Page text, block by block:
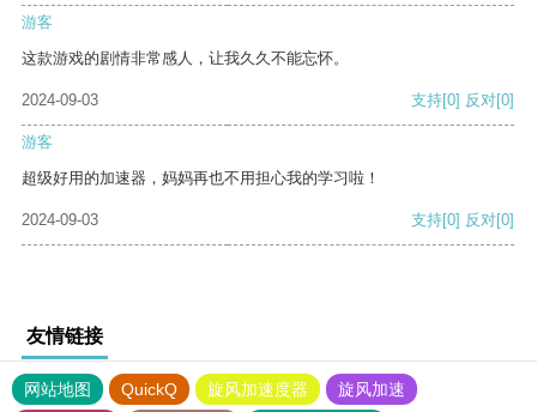
游客
这款游戏的剧情非常感人，让我久久不能忘怀。
2024-09-03 支持[0] 反对[0]
游客
超级好用的加速器，妈妈再也不用担心我的学习啦！
2024-09-03 支持[0] 反对[0]
友情链接
网站地图 QuickQ 旋风加速度器
旋风加速